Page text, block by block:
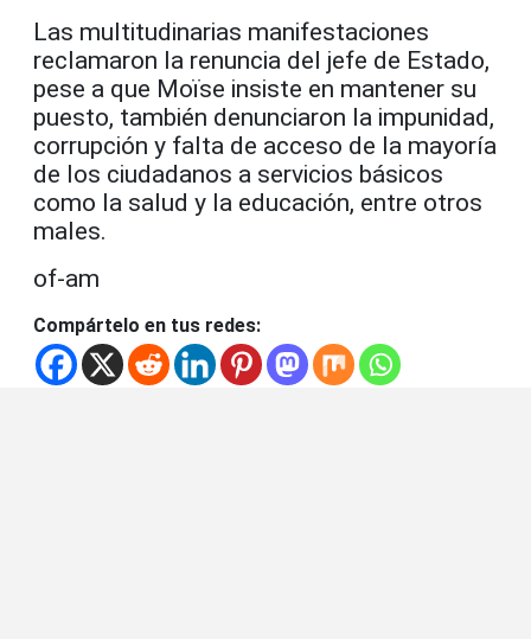
Las multitudinarias manifestaciones
reclamaron la renuncia del jefe de Estado,
pese a que Moïse insiste en mantener su
puesto, también denunciaron la impunidad,
corrupción y falta de acceso de la mayoría
de los ciudadanos a servicios básicos
como la salud y la educación, entre otros
males.
of-am
Compártelo en tus redes: